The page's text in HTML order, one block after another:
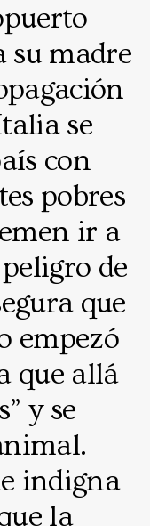
su madre
se
con
pobres
ir a
de
que
empezó
que allá
y se
indigna
la